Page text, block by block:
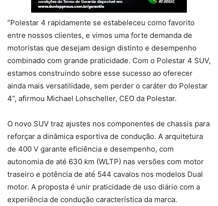
“Polestar 4 rapidamente se estabeleceu como favorito
entre nossos clientes, e vimos uma forte demanda de
motoristas que desejam design distinto e desempenho
combinado com grande praticidade. Com o Polestar 4 SUV,
estamos construindo sobre esse sucesso ao oferecer
ainda mais versatilidade, sem perder o caráter do Polestar
4”, afirmou Michael Lohscheller, CEO da Polestar.
O novo SUV traz ajustes nos componentes de chassis para
reforçar a dinâmica esportiva de condução. A arquitetura
de 400 V garante eficiência e desempenho, com
autonomia de até 630 km (WLTP) nas versões com motor
traseiro e potência de até 544 cavalos nos modelos Dual
motor. A proposta é unir praticidade de uso diário com a
experiência de condução característica da marca.